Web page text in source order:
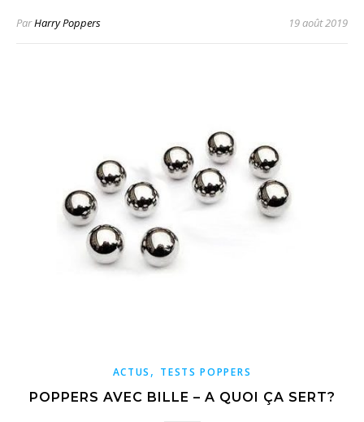
ParHarry Poppers 19 août 2019
ACTUS , TESTS POPPERS
POPPERS AVEC BILLE – A QUOI ÇA SERT?